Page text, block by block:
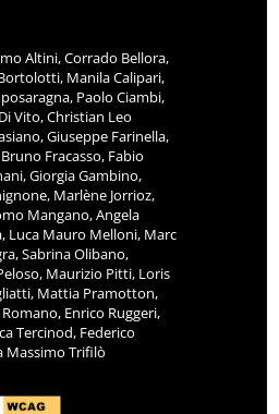
Altini, Corrado Bellora,
Manila Calipari,
Paolo Ciambi,
Vito, Christian Leo
Giuseppe Farinella,
Fracasso, Fabio
Giorgia Gambino,
Marlène Jorrioz,
Mangano, Angela
Luca Mauro Melloni, Marc
Sabrina Olibano,
Maurizio Pitti, Loris
Mattia Pramotton,
Enrico Ruggeri,
Tercinod, Federico
Massimo Trifilò